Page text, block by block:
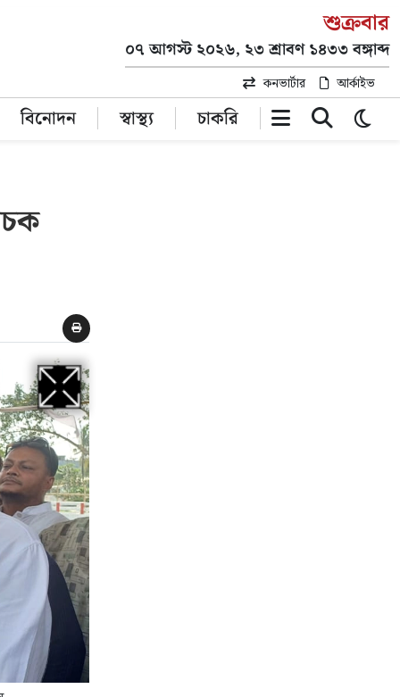
শুক্রবার
০৭ আগস্ট ২০২৬, ২৩ শ্রাবণ ১৪৩৩ বঙ্গাব্দ
কনভার্টার আর্কাইভ
বিনোদন স্বাস্থ্য চাকরি